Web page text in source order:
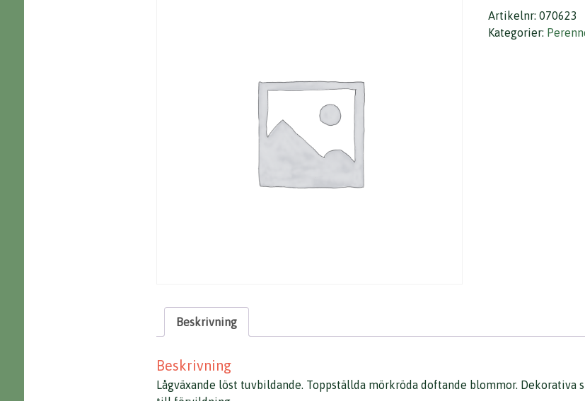
Artikelnr:070623
Kategorier:
Beskrivning
Beskrivning
Lågväxande löst tuvbildande. Toppställda mörkröda doftande blommor. Dekorativa